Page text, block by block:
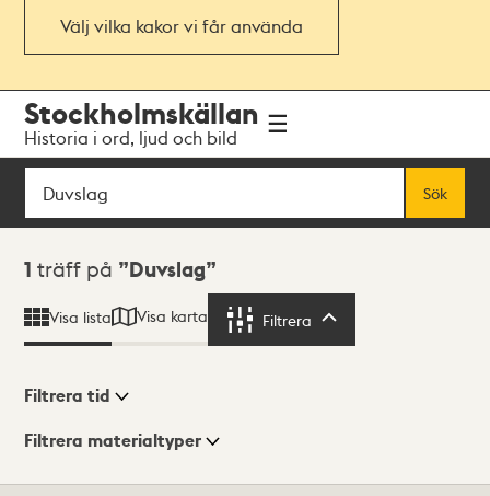
Välj vilka kakor vi får använda
navigationen
huvudinnehållet
Stockholmskällan
Historia i ord, ljud och bild
Sök
Sök
Sökresultat
1 träff på Duvslag
Visa lista Visa karta Filtrera
Visningsläge
Filtrera tid
Filtrera materialtyper